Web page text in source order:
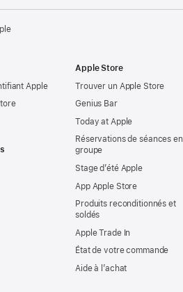
Apple
Apple Store
Trouver un Apple Store
Genius Bar
Today at Apple
Réservations de séances en
groupe
Stage d’été Apple
App Apple Store
Produits reconditionnés et
soldés
Apple Trade In
État de votre commande
Aide à l’achat